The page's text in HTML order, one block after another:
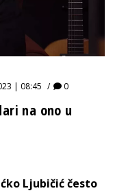
| 08:45 0
na ono u
Ljubičić često